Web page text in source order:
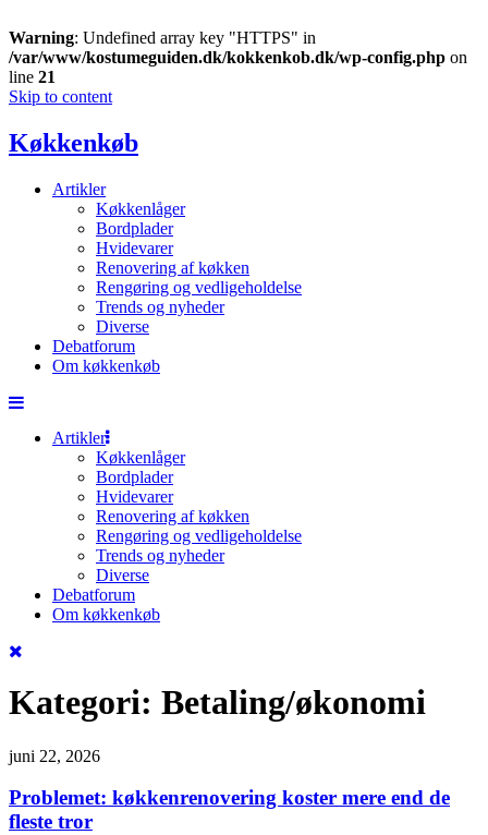
Warning: Undefined array key "HTTPS" in
/var/www/kostumeguiden.dk/kokkenkob.dk/wp-config.php on
line 21
Skip to content
Køkkenkøb
Artikler
Køkkenlåger
Bordplader
Hvidevarer
Renovering af køkken
Rengøring og vedligeholdelse
Trends og nyheder
Diverse
Debatforum
Om køkkenkøb
Artikler
Køkkenlåger
Bordplader
Hvidevarer
Renovering af køkken
Rengøring og vedligeholdelse
Trends og nyheder
Diverse
Debatforum
Om køkkenkøb
Kategori: Betaling/økonomi
juni 22, 2026
Problemet: køkkenrenovering koster mere end de
fleste tror